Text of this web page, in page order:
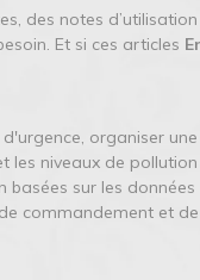
des notes
Et si ces articles
organiser
les niveaux de
sur les données
commandement et de